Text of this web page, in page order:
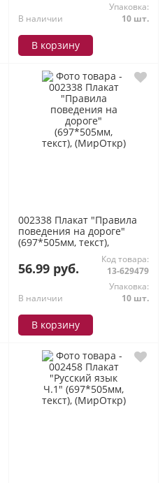
В наличии
Упаковка:
10 шт.
В корзину
002338 Плакат "Правила
поведения на дороге"
(697*505мм, текст),
56.99 руб.
Код товара:
13-629479
В наличии
Упаковка:
10 шт.
В корзину